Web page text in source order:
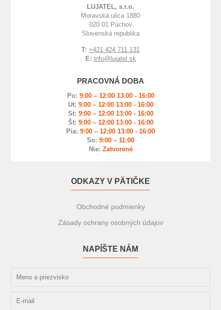
LUJATEL, s.r.o.
Moravská ulica 1880
020 01 Púchov
Slovenská republika
T: +421 424 711 131
E: info@lujatel.sk
PRACOVNÁ DOBA
Po: 9:00 – 12:00 13:00 - 16:00
Ut: 9:00 – 12:00 13:00 - 16:00
St: 9:00 – 12:00 13:00 - 16:00
Št: 9:00 – 12:00 13:00 - 16:00
Pia: 9:00 – 12:00 13:00 - 16:00
So: 9:00 – 11:00
Nie: Zatvorené
ODKAZY V PÄTIČKE
Obchodné podmienky
Zásady ochrany osobných údajov
NAPÍŠTE NÁM